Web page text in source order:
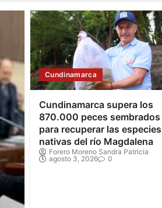
Cundinamarca
Cundinamarca supera los
870.000 peces sembrados
para recuperar las especies
nativas del río Magdalena
Forero Moreno Sandra Patricia
agosto 3, 2026
0